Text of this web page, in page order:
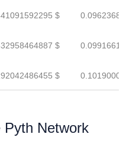
$
$
$
Pyth Network